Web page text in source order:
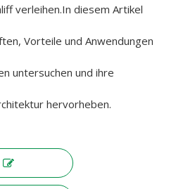
verleihen.In diesem Artikel
Vorteile und Anwendungen
untersuchen und ihre
hervorheben.